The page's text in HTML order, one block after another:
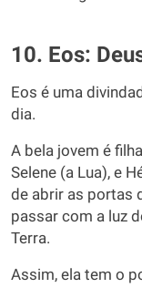
10. Eos:
Eos é uma
dia.
A bela jovem é
Selene (a Lua), e
de abrir as portas
passar com a luz
Terra.
Assim, ela tem o